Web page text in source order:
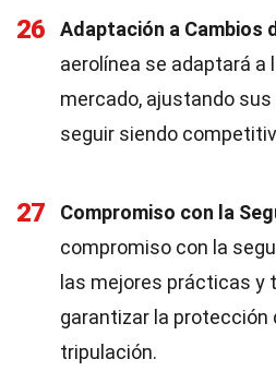
26 Adaptación a Cambios
aerolínea se adaptará a
mercado, ajustando
seguir siendo
27 Compromiso con la
compromiso con la
las mejores prácticas y
garantizar la protección
tripulación.